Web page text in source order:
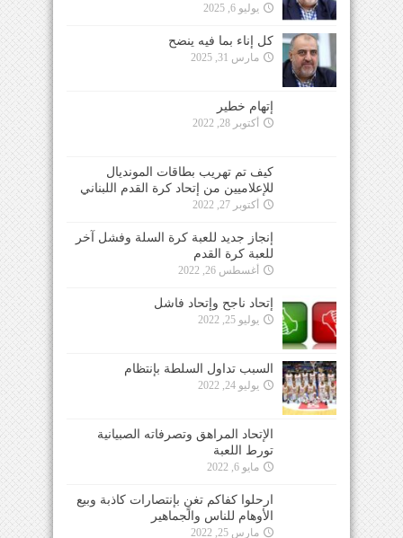
يوليو 6, 2025
كل إناء بما فيه ينضح
مارس 31, 2025
إتهام خطير
أكتوبر 28, 2022
كيف تم تهريب بطاقات المونديال
للإعلاميين من إتحاد كرة القدم اللبناني
أكتوبر 27, 2022
إنجاز جديد للعبة كرة السلة وفشل آخر
للعبة كرة القدم
أغسطس 26, 2022
إتحاد ناجح وإتحاد فاشل
يوليو 25, 2022
السبب تداول السلطة بإنتظام
يوليو 24, 2022
الإتحاد المراهق وتصرفاته الصبيانية
تورط اللعبة
مايو 6, 2022
ارحلوا كفاكم تغنٍ بإنتصارات كاذبة وبيع
الأوهام للناس والجماهير
مارس 25, 2022